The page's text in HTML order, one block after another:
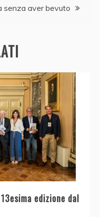
senza aver bevuto
edizione dal